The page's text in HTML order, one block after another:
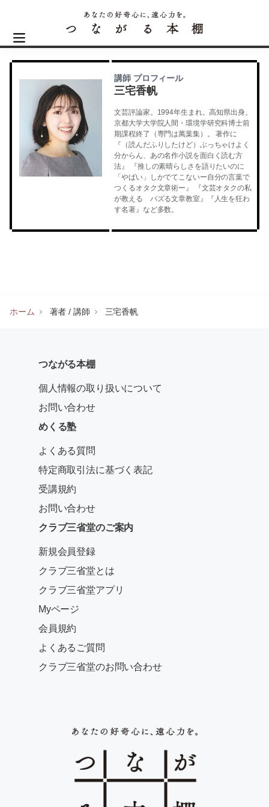
講師 プロフィール
三宅香帆
文芸評論家。1994年生まれ。高知県出身。
京都大学大学院人間・環境学研究科博士前
期課程終了（専門は萬葉集）。 著作に
『（読んだふりしたけど）ぶっちゃけよく
分からん、あの名作小説を面白く読む方
法』 『推しの素晴らしさを語りたいのに
「やばい」しかでてこないー自分の言葉で
つくるオタク文章術ー』 『文芸オタクの私
が教える バズる文章教室』『人生を狂わ
す名著』など多数。
ホーム 著者 / 講師 三宅香帆
つながる本棚
個人情報の取り扱いについて
お問い合わせ
めくる塾
よくある質問
特定商取引法に基づく表記
受講規約
お問い合わせ
クラブ三省堂のご案内
新規会員登録
クラブ三省堂とは
クラブ三省堂アプリ
Myページ
会員規約
よくあるご質問
クラブ三省堂のお問い合わせ